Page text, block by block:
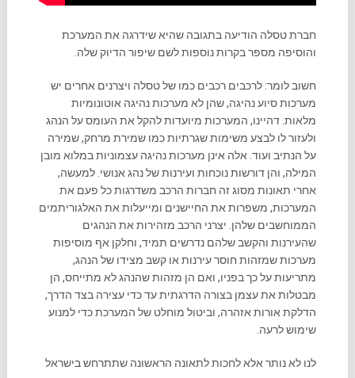
חברת טסלה הודיעה בתגובה שהיא שידרגה את המערכת
והוסיפה מספר בקרות נוספות לשם שיפור הדיוק שלה.
חשוב לומר: לרכבים רכבים כמו של טסלה ויצרנים אחרים יש
מערכות סיוע נהיגה, שהן לא מערכות נהיגה אוטונומיות
מלאות. דהיינו, המערכות מיועדות להקל את העומס על הנהג
ולעזור לו לבצע משימות שגרתיות כמו שמירת מרחק, שמירה
על הנתיב ועוד. אלה אינן מערכות נהיגה עצמוניות במלוא מובן
המילה, והן דורשות נוכחות ועירנות של נהג אנושי. למעשה,
אחרי תאונות מסוג זה חברות הרכב משדרגות כל פעם את
המערכות, משפרות את החיישנים ומייעלות את האלגוריתמים
הממוחשבים שלהן. יצרני הרכב מזהירות את הנהגים
שהעירנות והקשב שלהם נדרשים תמיד, וחלקן אף מוסיפות
מערכות שמזהות חוסר עירנות או קשב מצידו של הנהג,
מתריעות על כך בפניו, ואם הן מזהות שהנהג לא מתייחס, הן
מבטלות את עצמן בצורה הדרגתית עד כדי עצירה בצד הדרך,
הדלקת אורות אזהרה, וביטול מוחלט של המערכת כדי למנוע
שימוש לרעה.
לנו לא נותר אלא לחכות לתאונה הראשונה שתתרחש בישראל